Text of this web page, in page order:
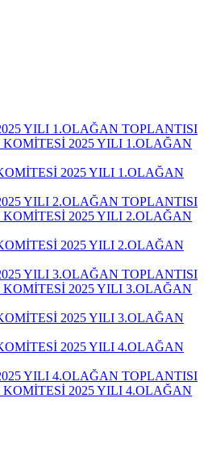
YILI 1.OLAĞAN TOPLANTISI
2025 YILI 1.OLAĞAN
2025 YILI 1.OLAĞAN
YILI 2.OLAĞAN TOPLANTISI
2025 YILI 2.OLAĞAN
2025 YILI 2.OLAĞAN
YILI 3.OLAĞAN TOPLANTISI
2025 YILI 3.OLAĞAN
2025 YILI 3.OLAĞAN
2025 YILI 4.OLAĞAN
YILI 4.OLAĞAN TOPLANTISI
2025 YILI 4.OLAĞAN